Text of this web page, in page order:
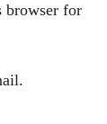
browser for